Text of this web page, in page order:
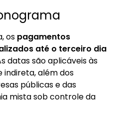
os pagamentos
até o terceiro dia
datas são aplicáveis às
indireta, além dos
públicas e das
mista sob controle da